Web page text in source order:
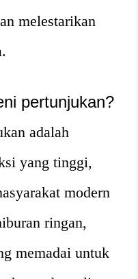
melestarikan
pertunjukan?
adalah
yang tinggi,
modern
ringan,
memadai untuk